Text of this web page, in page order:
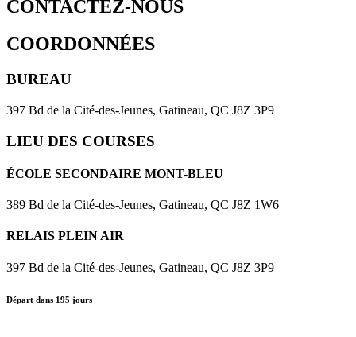
CONTACTEZ-NOUS
COORDONNÉES
BUREAU
397 Bd de la Cité-des-Jeunes, Gatineau, QC J8Z 3P9
LIEU DES COURSES
ÉCOLE SECONDAIRE MONT-BLEU
389 Bd de la Cité-des-Jeunes, Gatineau, QC J8Z 1W6
RELAIS PLEIN AIR
397 Bd de la Cité-des-Jeunes, Gatineau, QC J8Z 3P9
Départ dans 195 jours